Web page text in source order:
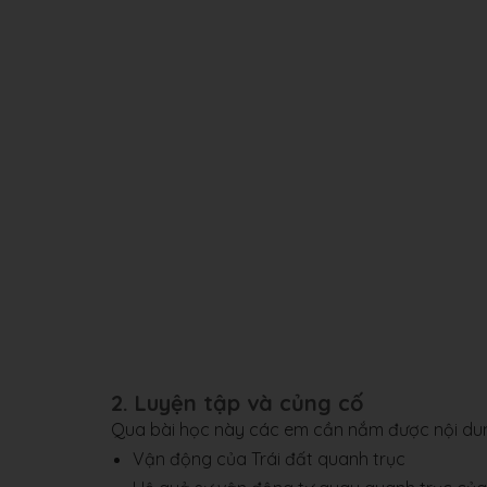
2. Luyện tập và củng cố
Qua bài học này các em cần nắm được nội
Vận động của Trái đất quanh trục